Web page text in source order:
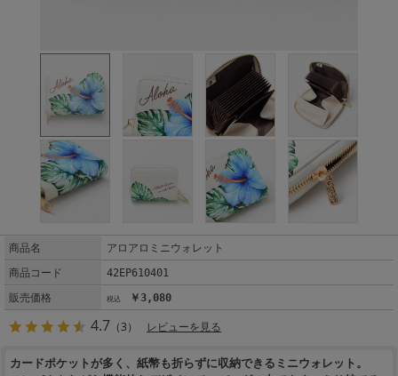
商品名
アロアロミニウォレット
商品コード
42EP610401
販売価格
￥3,080
4.7 （3） レビューを見る
カードポケットが多く、紙幣も折らずに収納できるミニウォレット。